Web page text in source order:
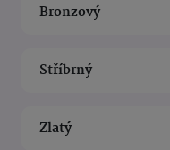
Bronzový
Stříbrný
Zlatý